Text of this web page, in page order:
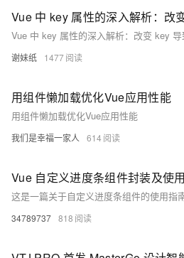
Vue 中 key 属性的深入解析：改变 key
谢妹纸 1477
用组件懒加载优化Vue应用性能
用组件懒加载优化Vue应用性能
我们是幸福一家人 614
Vue 自定义进度条组件封装及使
34789737 818